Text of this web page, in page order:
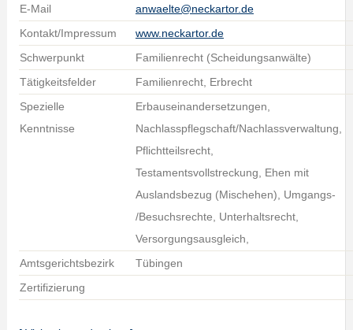
E-Mail
anwaelte@neckartor.de
Kontakt/Impressum
www.neckartor.de
Schwerpunkt
Familienrecht (Scheidungsanwälte)
Tätigkeitsfelder
Familienrecht, Erbrecht
Spezielle
Kenntnisse
Erbauseinandersetzungen,
Nachlasspflegschaft/Nachlassverwaltung,
Pflichtteilsrecht,
Testamentsvollstreckung, Ehen mit
Auslandsbezug (Mischehen), Umgangs-
/Besuchsrechte, Unterhaltsrecht,
Versorgungsausgleich,
Amtsgerichtsbezirk
Tübingen
Zertifizierung